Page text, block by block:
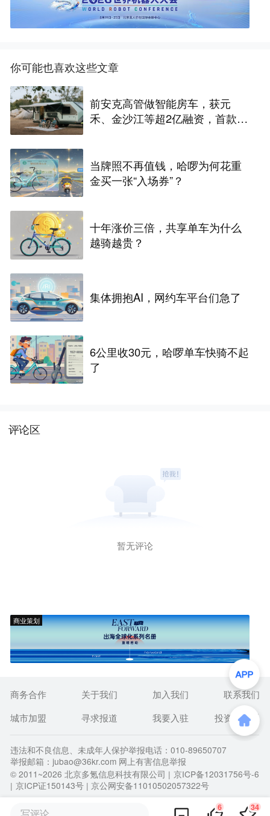
你可能也喜欢这些文章
前安克高管做智能房车，获元
禾、金沙江等超2亿融资，首款产
当牌照不再值钱，哈啰为何花重
金买一张“入场券”？
十年涨价三倍，共享单车为什么
越骑越贵？
集体拥抱AI，网约车平台们急了
6公里收30元，哈啰单车快骑不起
了
评论区
暂无评论
商业策划
写评论... 6 34
商务合作 关于我们 加入我们
联系我们
城市加盟
寻求报道 我要入驻 投资者关系
违法和不良信息、未成年人保护举报电话：010-89650707
举报邮箱：jubao@36kr.com 网上有害信息举报
© 2011~2026 北京多氪信息科技有限公司 | 京ICP备12031756号-6
| 京ICP证150143号 | 京公网安备11010502057322号